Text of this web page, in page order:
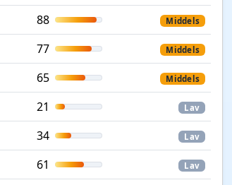
88 Middels
77 Middels
65 Middels
21 Lav
34 Lav
61 Lav